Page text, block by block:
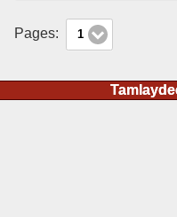
Pages: 1